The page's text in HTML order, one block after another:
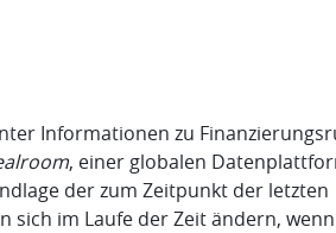
Informationen zu
, einer globalen
der zum Zeitpunkt der letzten
sich im Laufe der Zeit ändern, wenn